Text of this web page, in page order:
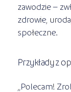
zawodzie –
zdrowie,
społeczne.
Przykłady z
„Polecam!